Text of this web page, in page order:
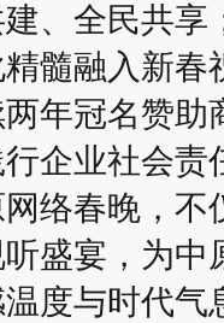
、全民共享
髓融入新春
年冠名赞助
企业社会
络春晚，
盛宴，为中
度与时代气